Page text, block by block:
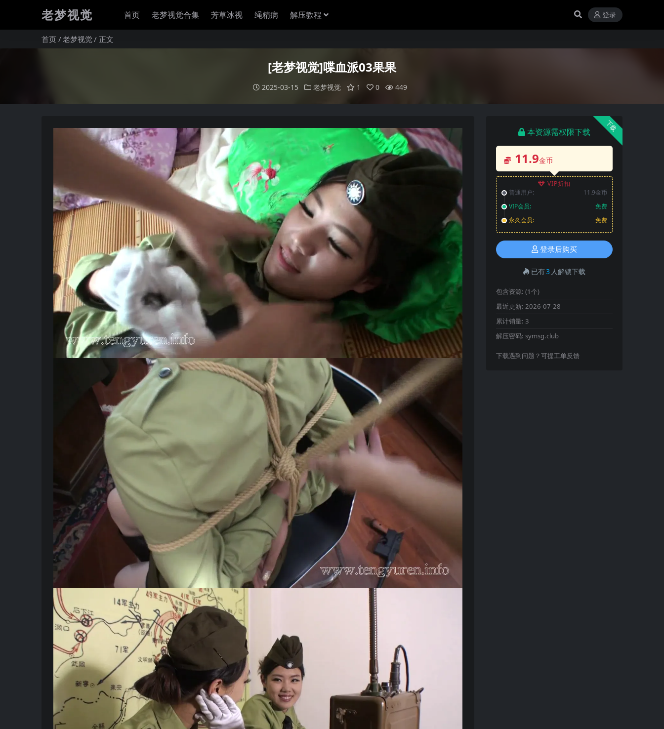
老梦视觉 首页 老梦视觉合集 芳草冰视 绳精病 解压教程 登录
首页 老梦视觉 正文
[老梦视觉]喋血派03果果
2025-03-15 老梦视觉 1 0 449
下载
本资源需权限下载
11.9金币
VIP折扣
普通用户:
11.9金币
VIP会员:
免费
永久会员:
免费
登录后购买
已有3 人解锁下载
包含资源: (1个)
最近更新: 2026-07-28
累计销量: 3
解压密码: symsg.club
下载遇到问题？可提工单反馈